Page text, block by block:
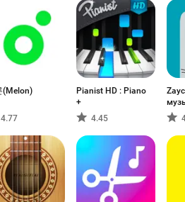
(Melon)
4.77
Pianist HD : Piano
+
4.45